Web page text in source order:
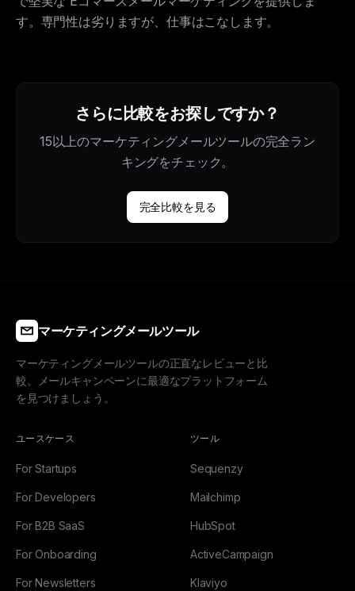
す。専門性は劣りますが、仕事はこなします。
さらに比較をお探しですか？
15以上のマーケティングメールツールの完全ラン
キングをチェック。
完全比較を見る
マーケティングメールツール
マーケティングメールツールの正直なレビューと比
較。メールキャンペーンに最適なプラットフォーム
を見つけましょう。
ユースケース
For Startups
For Developers
For B2B SaaS
For Onboarding
For Newsletters
ツール
Sequenzy
Mailchimp
HubSpot
ActiveCampaign
Klaviyo